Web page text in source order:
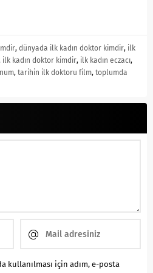
, dünyada ilk kadın doktor kimdir, ilk
ilk kadın doktor kimdir, ilk kadın eczacı,
, tarihin ilk doktoru film, toplumda
kullanılması için adım, e-posta